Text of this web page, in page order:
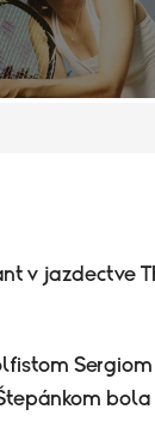
v jazdectve
bola